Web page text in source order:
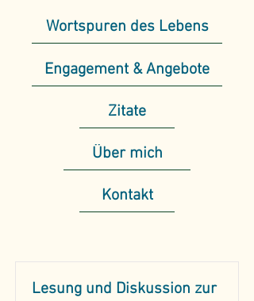
Wortspuren des Lebens
Engagement & Angebote
Zitate
Über mich
Kontakt
Lesung und Diskussion zur